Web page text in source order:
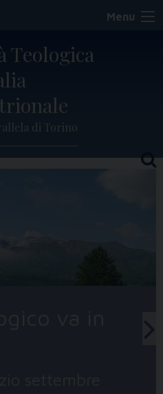
Menu
Teologica
di Torino